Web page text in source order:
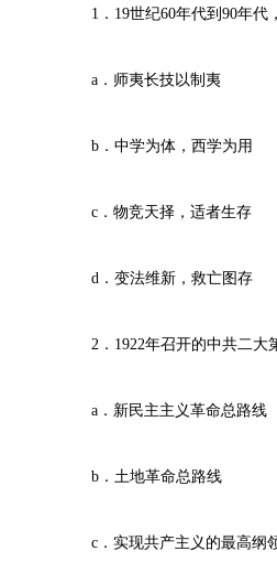
1．19世纪60年代到90年代
a．师夷长技以制夷
b．中学为体，西学为用
c．物竞天择，适者生存
d．变法维新，救亡图存
2．1922年召开的中共二大
a．新民主主义革命总路线
b．土地革命总路线
c．实现共产主义的最高纲